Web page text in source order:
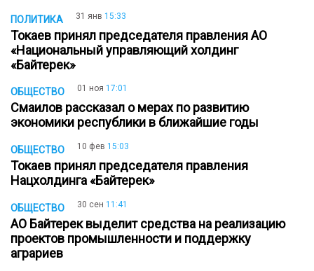
ПОЛИТИКА 31 янв 15:33
Токаев принял председателя правления АО
«Национальный управляющий холдинг
«Байтерек»
ОБЩЕСТВО 01 ноя 17:01
Смаилов рассказал о мерах по развитию
экономики республики в ближайшие годы
ОБЩЕСТВО 10 фев 15:03
Токаев принял председателя правления
Нацхолдинга «Байтерек»
ОБЩЕСТВО 30 сен 11:41
АО Байтерек выделит средства на реализацию
проектов промышленности и поддержку
аграриев